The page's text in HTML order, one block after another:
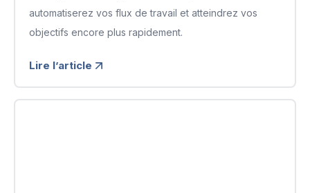
automatiserez vos flux de travail et atteindrez vos
objectifs encore plus rapidement.
Lire l’article